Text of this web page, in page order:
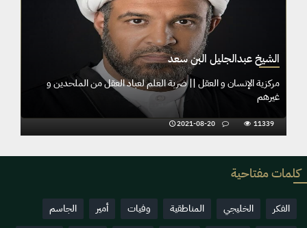
الشيخ عبدالجليل البن سعد
مركزية الإنسان و العقل || ضربة العلم
لعباد العقل من الملحدين و
كلمات مفتاحية
الفكر الخليجي المناطقية وفيات أمير
الجاسم